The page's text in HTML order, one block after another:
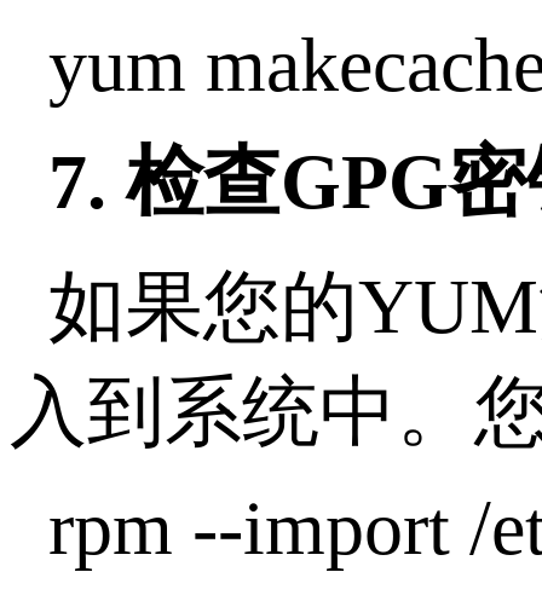
yum
7. 检查GPG
如果您的
入到系统中。
rpm --import /